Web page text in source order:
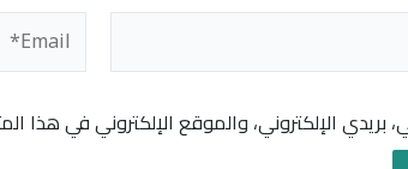
Email*
الإلكتروني، والموقع الإلكتروني في هذا